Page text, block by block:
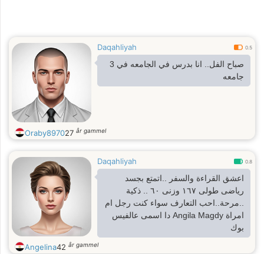
Daqahliyah 0.5
صباح الفل.. انا بدرس في الجامعه في 3
جامعه
Oraby897027 år gammel
Daqahliyah 0.8
اعشق القراءة والسفر ..اتمتع بجسد
رياضى طولى ١٦٧ وزنى ٦٠ .. ذكية
..مرحة..احب التعارف سواء كنت رجل ام
امراة Angila Magdy دا اسمى عالفيس
بوك
Angelina42 år gammel